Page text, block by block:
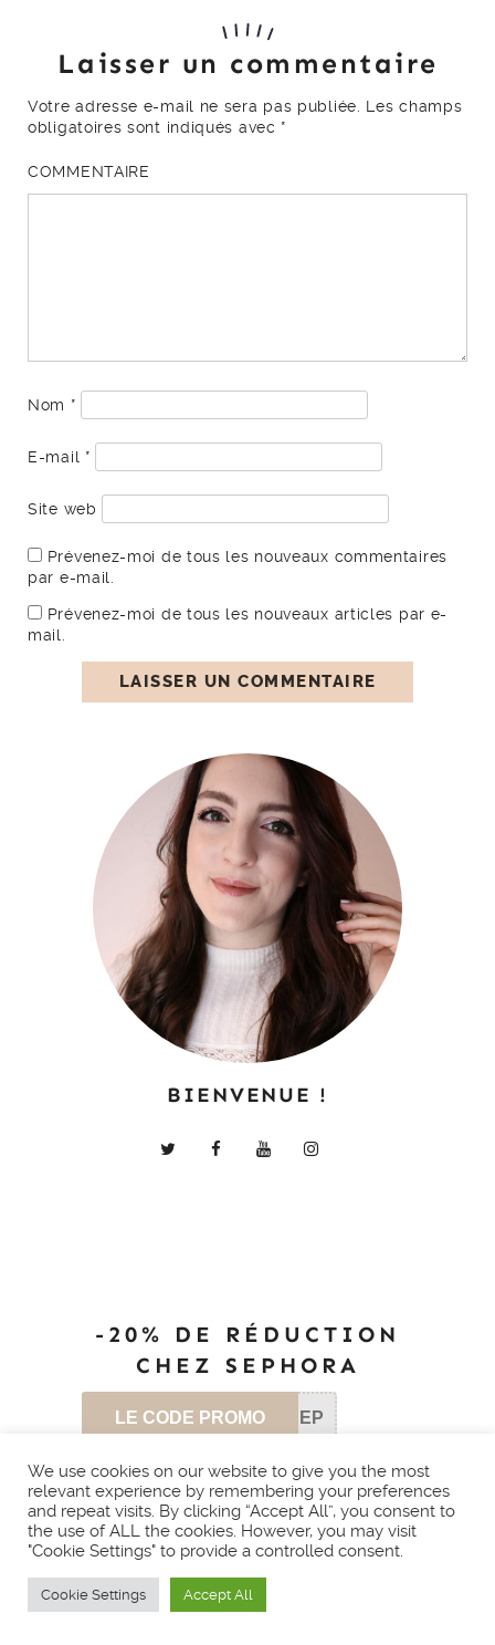
Laisser un commentaire
Votre adresse e-mail ne sera pas publiée.
Les champs
obligatoires sont indiqués avec *
COMMENTAIRE
Nom *
E-mail *
Site web
Prévenez-moi de tous les nouveaux commentaires
par e-mail.
Prévenez-moi de tous les nouveaux articles par e-
mail.
BIENVENUE !
-20% DE RÉDUCTION
CHEZ SEPHORA
LE CODE PROMO SEP
ABONNEZ-VOUS À
CE BLOG PAR E-
MAIL.
We use cookies on our website to give you the most
relevant experience by remembering your preferences
and repeat visits. By clicking “Accept All”, you consent to
the use of ALL the cookies. However, you may visit
"Cookie Settings" to provide a controlled consent.
Cookie Settings Accept All